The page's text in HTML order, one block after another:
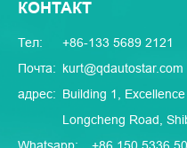
КОНТАКТ
Тел:
+86-133 5689 2121
Почта: kurt@qdautostar.com
адрес: Building 1,
Longcheng Road,